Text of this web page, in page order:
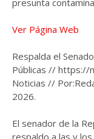
Ver Página Web
Respalda el
Públicas // https://
Noticias //
2026.
El senador de la
respaldo a las y